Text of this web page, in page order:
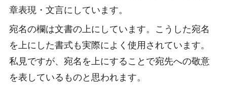
章表現・文言にしています。
宛名の欄は文書の上にしています。こうした宛名
を上にした書式も実際によく使用されています。
私見ですが、宛名を上にすることで宛先への敬意
を表しているものと思われます。